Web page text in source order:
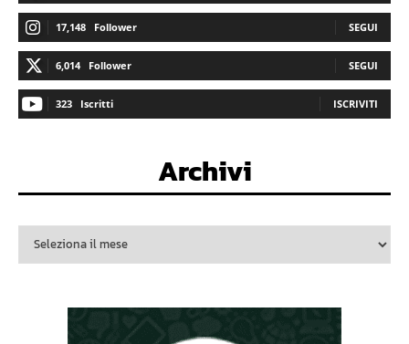
17,148 Follower SEGUI
6,014 Follower SEGUI
323 Iscritti ISCRIVITI
Archivi